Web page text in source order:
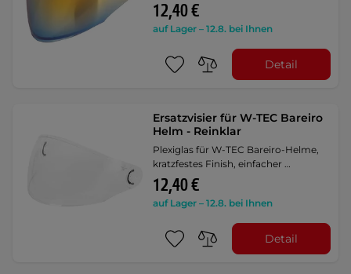
12,40 €
auf Lager – 12.8. bei Ihnen
Detail
Ersatzvisier für W-TEC Bareiro
Helm - Reinklar
Plexiglas für W-TEC Bareiro-Helme,
kratzfestes Finish, einfacher …
12,40 €
auf Lager – 12.8. bei Ihnen
Detail